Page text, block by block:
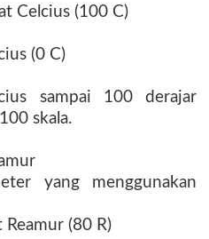
Celcius (100 C)
(0 C)
sampai 100 derajar
skala.
yang menggunakan
(80 R)